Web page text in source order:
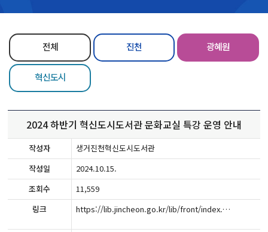
전체 진천 광혜원
혁신도시
2024 하반기 혁신도시도서관 문화교실 특강 운영 안내
작성자
생거진천혁신도시도서관
작성일
2024.10.15.
조회수
11,559
링크
https://lib.jincheon.go.kr/lib/front/index.php?g_page=community&m_page=community04&tn=1&lgCode=78&siteCode=ST03&allLec=&bstart=&lib=